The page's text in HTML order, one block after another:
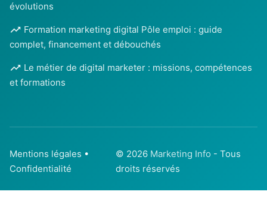
évolutions
Formation marketing digital Pôle emploi : guide
complet, financement et débouchés
Le métier de digital marketer : missions, compétences
et formations
Mentions légales •
Confidentialité
© 2026 Marketing Info - Tous
droits réservés